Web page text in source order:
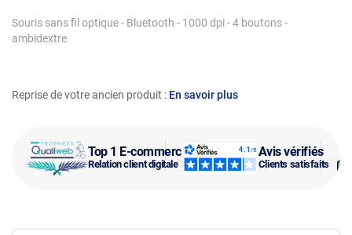
Top 1 E-commerce
Relation client digitale
Avis vérifiés
Clients satisfaits
Reprise de votre ancien produit : En savoir plus
Souris sans fil optique - Bluetooth - 1000 dpi - 4 boutons -
ambidextre